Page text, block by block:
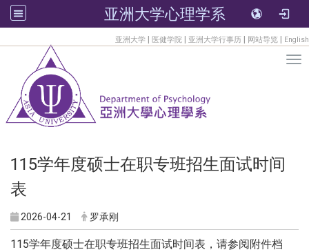
亚洲大学心理学系
亚洲大学 | 医健学院 | 亚洲大学行事历 | 网站导览 | English
115学年度硕士在职专班招生面试时间
表
2026-04-21 罗承刚
115学年度硕士在职专班招生面试时间表，请参阅附件档